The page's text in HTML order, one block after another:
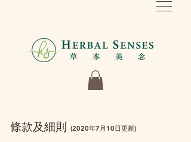
條款及細則 (2020年7月10日更新)